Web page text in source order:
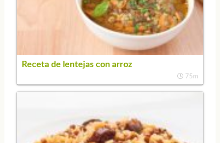
Receta de lentejas con arroz
75m